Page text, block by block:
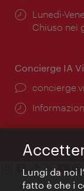
Orari
di
Lunedì-
Chiuso nei
Concierge IA
Ort:
Contatti
Lungi da noi
fatto è che i